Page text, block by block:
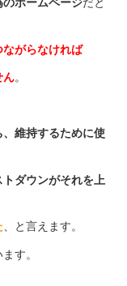
がらなければ
ん。
維持するために使
ダウンがそれを上
、と言えます。
す。